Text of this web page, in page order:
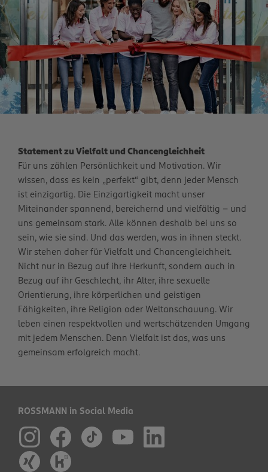
Statement zu Vielfalt und Chancengleichheit
Für uns zählen Persönlichkeit und Motivation. Wir
wissen, dass es kein „perfekt“ gibt, denn jeder Mensch
ist einzigartig. Die Einzigartigkeit macht unser
Miteinander spannend, bereichernd und vielfältig – und
uns gemeinsam stark. Alle können deshalb bei uns so
sein, wie sie sind. Und das werden, was in ihnen steckt.
Wir stehen daher für Vielfalt und Chancengleichheit.
Nicht nur in Bezug auf ihre Herkunft, sondern auch in
Bezug auf ihr Geschlecht, ihr Alter, ihre sexuelle
Orientierung, ihre körperlichen und geistigen
Fähigkeiten, ihre Religion oder Weltanschauung. Wir
leben einen respektvollen und wertschätzenden Umgang
mit jedem Menschen. Denn Vielfalt ist das, was uns
gemeinsam erfolgreich macht.
ROSSMANN in Social Media